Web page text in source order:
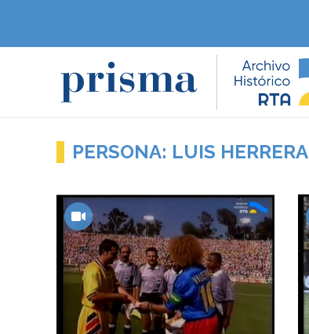
PERSONA: LUIS HERRERA